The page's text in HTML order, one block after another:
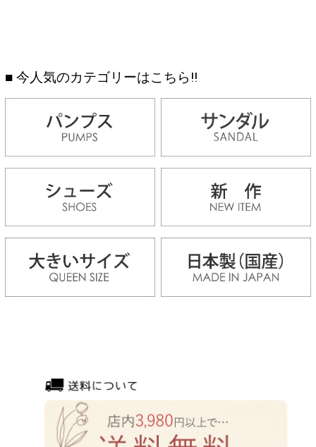
■ 今人気のカテゴリーはこちら!!